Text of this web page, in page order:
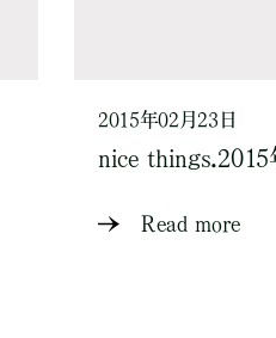
2015年02月23日
nice things.2015
Read more